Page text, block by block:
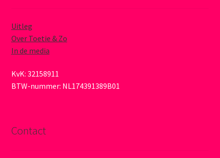
Uitleg
Over Toetie & Zo
In de media
KvK: 32158911
BTW-nummer: NL174391389B01
Contact